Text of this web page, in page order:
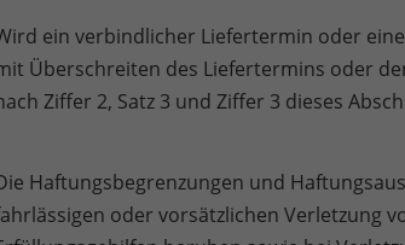
ein verbindlicher Liefertermin oder
Überschreiten des Liefertermins oder
Ziffer 2, Satz 3 und Ziffer 3 dieses
Haftungsbegrenzungen und
oder vorsätzlichen Verletzung